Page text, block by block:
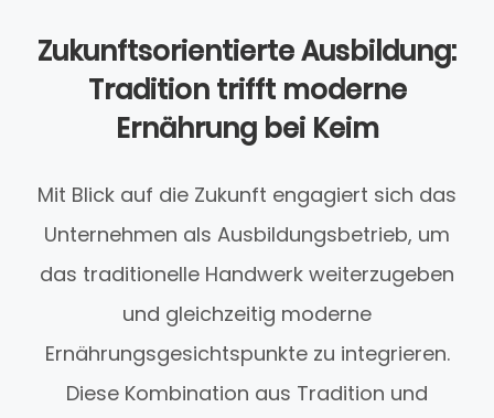
Zukunftsorientierte Ausbildung:
Tradition trifft moderne
Ernährung bei Keim
Mit Blick auf die Zukunft engagiert sich das
Unternehmen als Ausbildungsbetrieb, um
das traditionelle Handwerk weiterzugeben
und gleichzeitig moderne
Ernährungsgesichtspunkte zu integrieren.
Diese Kombination aus Tradition und